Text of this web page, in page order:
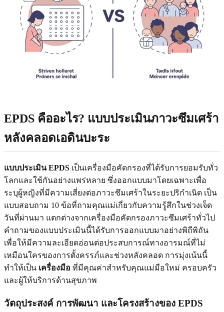
EPDS คืออะไร? แบบประเมินภาวะซึมเศร้า
หลังคลอดเอดินบะระ
แบบประเมิน EPDS เป็นเครื่องมือคัดกรองที่ได้รับการยอมรับทั่ว
โลกและใช้กันอย่างแพร่หลาย ซึ่งออกแบบมาโดยเฉพาะเพื่อ
ระบุผู้หญิงที่มีความเสี่ยงต่อภาวะซึมเศร้าในระยะปริกำเนิด เป็น
แบบสอบถาม 10 ข้อที่ถามคุณแม่เกี่ยวกับความรู้สึกในช่วงเจ็ด
วันที่ผ่านมา แตกต่างจากเครื่องมือคัดกรองภาวะซึมเศร้าทั่วไป
คำถามของแบบประเมินนี้ได้รับการออกแบบมาอย่างพิถีพิถัน
เพื่อให้มีความละเอียดอ่อนต่อประสบการณ์ทางอารมณ์ที่ไม่
เหมือนใครของการตั้งครรภ์และช่วงหลังคลอด การมุ่งเน้นนี้
ทำให้เป็น เครื่องมือ ที่มีคุณค่าสำหรับคุณแม่มือใหม่ ครอบครัว
และผู้ให้บริการด้านสุขภาพ
วัตถุประสงค์ การพัฒนา และโครงสร้างของ EPDS